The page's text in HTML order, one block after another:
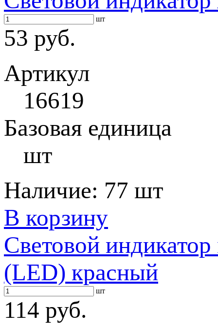
шт
53 руб.
Артикул
16619
Базовая единица
шт
Наличие: 77 шт
В корзину
Световой
(LED) красный
шт
114 руб.